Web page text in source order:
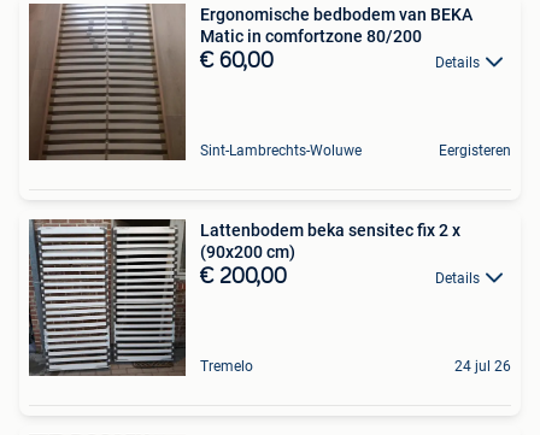
Ergonomische bedbodem van BEKA
Matic in comfortzone 80/200
€ 60,00 Details
Sint-Lambrechts-Woluwe Eergisteren
Lattenbodem beka sensitec fix 2 x
(90x200 cm)
€ 200,00 Details
Tremelo 24 jul 26